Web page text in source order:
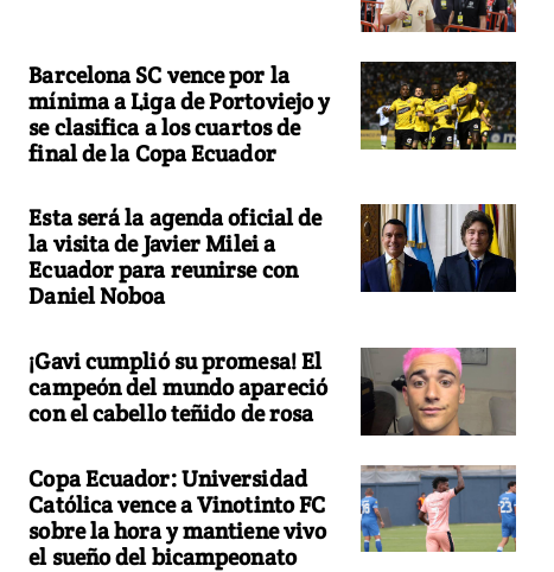
Barcelona SC vence por la
mínima a Liga de Portoviejo y
se clasifica a los cuartos de
final de la Copa Ecuador
Esta será la agenda oficial de
la visita de Javier Milei a
Ecuador para reunirse con
Daniel Noboa
¡Gavi cumplió su promesa! El
campeón del mundo apareció
con el cabello teñido de rosa
Copa Ecuador: Universidad
Católica vence a Vinotinto FC
sobre la hora y mantiene vivo
el sueño del bicampeonato